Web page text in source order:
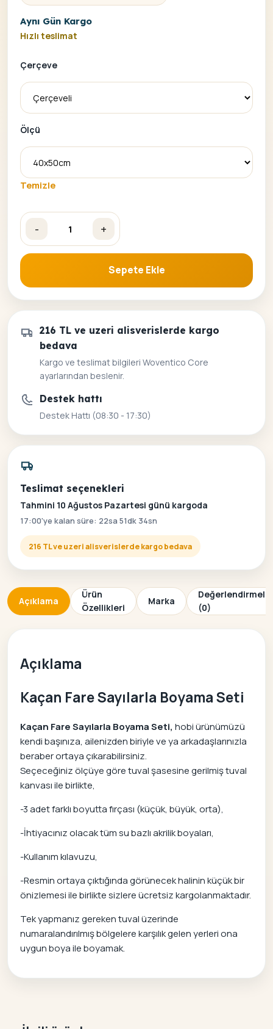
Aynı Gün Kargo
Hızlı teslimat
Çerçeve
Ölçü
Temizle
-
Kaçan Fare Sayılarla Boyama Seti adet
+
Sepete Ekle
216 TL ve uzeri alisverislerde kargo
bedava
Kargo ve teslimat bilgileri Woventico Core
ayarlarından beslenir.
Destek hattı
Destek Hattı (08:30 - 17:30)
Teslimat seçenekleri
Tahmini 10 Ağustos Pazartesi günü kargoda
17:00'ye kalan süre: 22sa 51dk 34sn
216 TL ve uzeri alisverislerde kargo bedava
Açıklama
Ürün
Özellikleri
Marka
(0)
Açıklama
Kaçan Fare Sayılarla Boyama Seti
Kaçan Fare Sayılarla Boyama Seti, hobi ürünümüzü
kendi başınıza, ailenizden biriyle ve ya arkadaşlarınızla
beraber ortaya çıkarabilirsiniz.
Seçeceğiniz ölçüye göre tuval şasesine gerilmiş tuval
kanvası ile birlikte,
-3 adet farklı boyutta fırçası (küçük, büyük, orta),
-İhtiyacınız olacak tüm su bazlı akrilik boyaları,
-Kullanım kılavuzu,
-Resmin ortaya çıktığında görünecek halinin küçük bir
önizlemesi ile birlikte sizlere ücretsiz kargolanmaktadır.
Tek yapmanız gereken tuval üzerinde
numaralandırılmış bölgelere karşılık gelen yerleri ona
uygun boya ile boyamak.